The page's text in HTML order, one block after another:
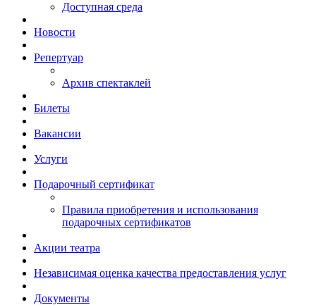
Доступная среда
Новости
Репертуар
Архив спектаклей
Билеты
Вакансии
Услуги
Подарочный сертификат
Правила приобретения и использования
подарочных сертификатов
Акции театра
Независимая оценка качества предоставления услуг
Документы